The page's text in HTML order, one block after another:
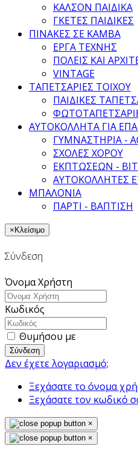
ΚΑΛΣΟΝ ΠΑΙΔΙΚΑ
ΓΚΕΤΕΣ ΠΑΙΔΙΚΕΣ
ΠΙΝΑΚΕΣ ΣΕ ΚΑΜΒΑ
ΕΡΓΑ ΤΕΧΝΗΣ
ΠΟΛΕΙΣ ΚΑΙ
VINTAGE
ΤΑΠΕΤΣΑΡΙΕΣ ΤΟΙΧΟΥ
ΠΑΙΔΙΚΕΣ
ΑΥΤΟΚΟΛΛΗΤΑ ΓΙΑ
ΓΥΜΝΑΣΤΗΡΙΑ -
ΣΧΟΛΕΣ ΧΟΡΟΥ
ΕΚΠΤΩΣΕΩΝ -
ΑΥΤΟΚΟΛΛΗΤΕΣ
ΜΠΑΛΟΝΙΑ
ΠΑΡΤΙ - ΒΑΠΤΙΣΗ
× Κλείσιμο
Σύνδεση
Όνομα Χρήστη
Κωδικός
Θυμήσου με
Σύνδεση
Δεν έχετε λογαριασμό;
Ξεχάσατε το όνομα
Ξεχάσατε τον κωδικό
×
×